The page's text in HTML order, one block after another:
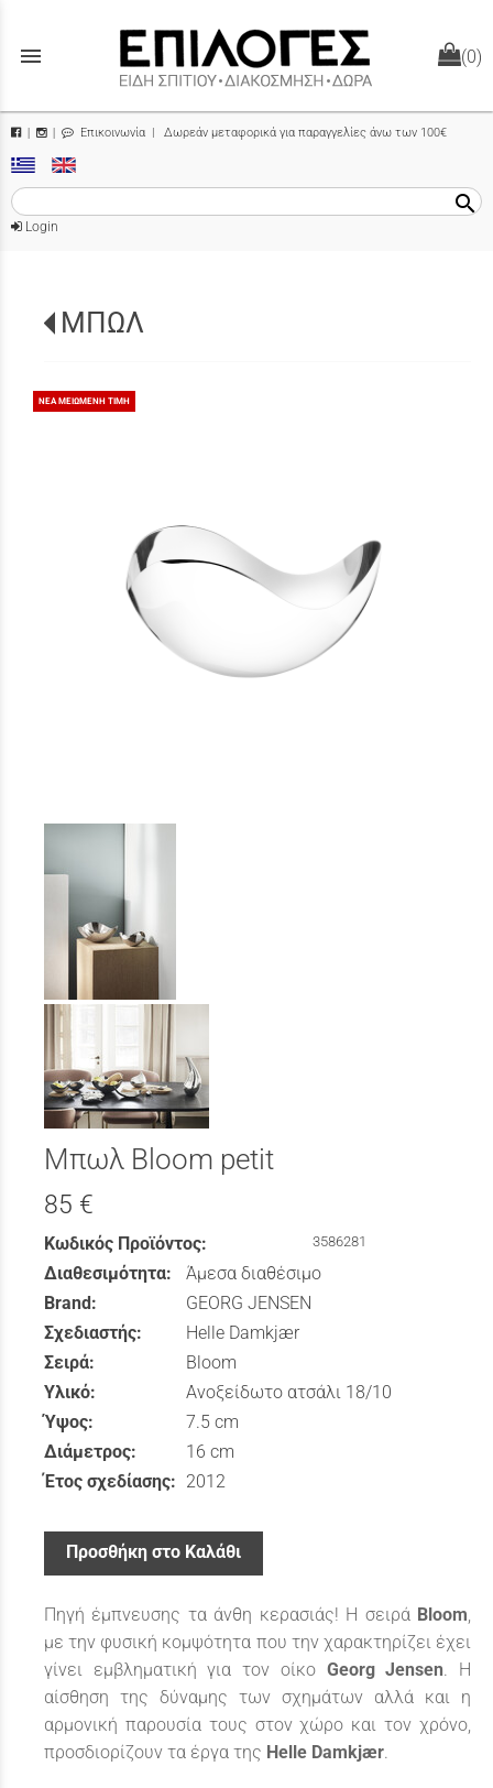
menu (0)
| Επικοινωνία | Δωρεάν μεταφορικά για παραγγελίες άνω των 100€
search
Login
ΜΠΩΛ
ΝΕΑ ΜΕΙΩΜΕΝΗ ΤΙΜΗ
Μπωλ Bloom petit
85 €
Κωδικός Προϊόντος: 3586281
Διαθεσιμότητα:
Άμεσα διαθέσιμο
Brand:
GEORG JENSEN
Σχεδιαστής:
Helle Damkjær
Σειρά:
Bloom
Υλικό:
Ανοξείδωτο ατσάλι 18/10
Ύψος:
7.5 cm
Διάμετρος:
16 cm
Έτος σχεδίασης: 2012
Προσθήκη στο Καλάθι
Πηγή έμπνευσης τα άνθη κερασιάς! Η σειρά Bloom,
με την φυσική κομψότητα που την χαρακτηρίζει έχει
γίνει εμβληματική για τον οίκο Georg Jensen. Η
αίσθηση της δύναμης των σχημάτων αλλά και η
αρμονική παρουσία τους στον χώρο και τον χρόνο,
προσδιορίζουν τα έργα της Helle Damkjær.